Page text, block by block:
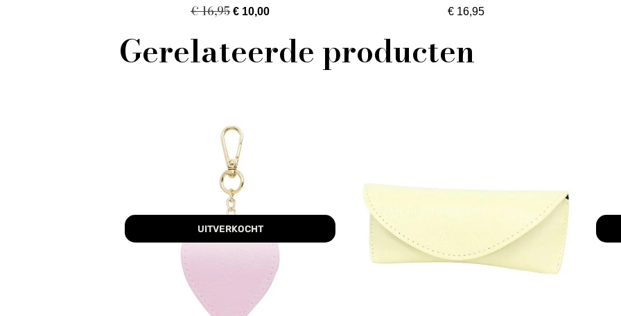
€16,95 € 10,00 €16,95
Gerelateerde producten
UITVERKOCHT